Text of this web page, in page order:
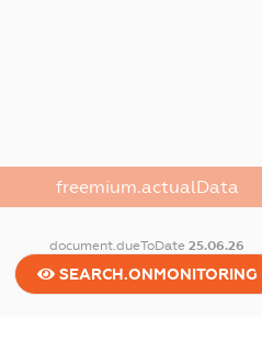
freemium.actualData
document.dueToDate25.06.26
SEARCH.ONMONITORING